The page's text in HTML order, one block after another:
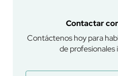
Contactar
Contáctenos hoy para
de profesionales